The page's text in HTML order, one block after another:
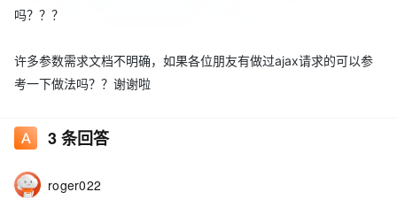
吗？？？
许多参数需求文档不明确，如果各位朋友有做过ajax请求的可以参
考一下做法吗？？谢谢啦
3条回答
roger022